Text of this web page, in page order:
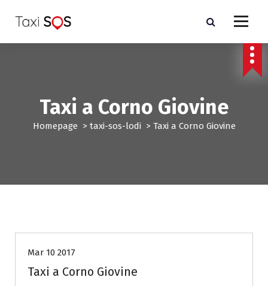
a
Taxi a Corno Giovine
Homepage > taxi-sos-lodi > Taxi a Corno Giovine
Mar 10 2017
Taxi a Corno Giovine